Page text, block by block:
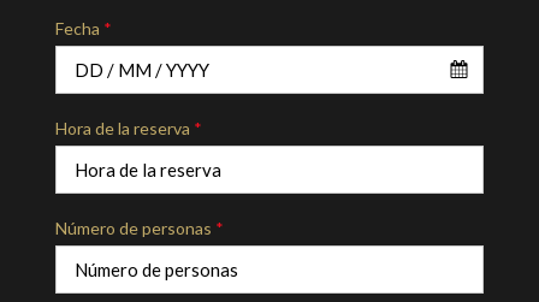
Fecha *
Hora de la reserva *
Número de personas *